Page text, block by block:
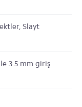
Slayt
3.5 mm giriş